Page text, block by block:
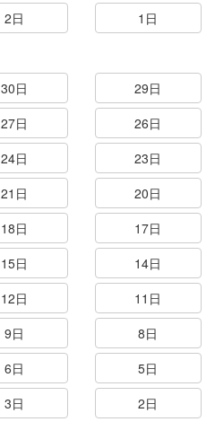
2日 1日
30日
29日
27日
26日
24日
23日
21日
20日
18日
17日
15日
14日
12日
11日
9日
8日
6日
5日
3日
2日